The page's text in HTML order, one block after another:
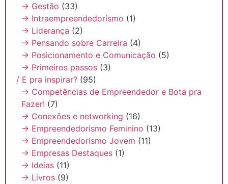
→ Gestão (33)
→ Intraempreendedorismo (1)
→ Liderança (2)
→ Pensando sobre Carreira (4)
→ Posicionamento e Comunicação (5)
→ Primeiros passos (3)
/ E pra inspirar? (95)
→ Competências de Empreendedor e Bota pra
Fazer! (7)
→ Conexões e networking (16)
→ Empreendedorismo Feminino (13)
→ Empreendedorismo Jovem (11)
→ Empresas Destaques (1)
→ Ideias (11)
→ Livros (9)